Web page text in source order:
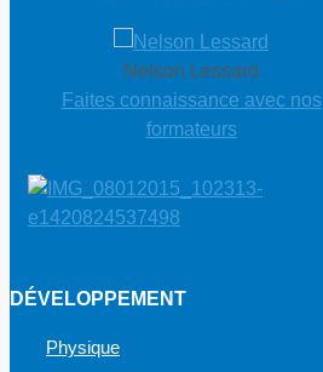
Nelson Lessard
Faites connaissance avec nos
formateurs
DÉVELOPPEMENT
Physique